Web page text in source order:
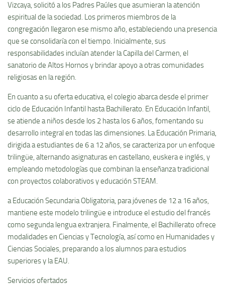
Vizcaya, solicitó a los Padres Paúles que asumieran la atención
espiritual de la sociedad. Los primeros miembros de la
congregación llegaron ese mismo año, estableciendo una presencia
que se consolidaría con el tiempo. Inicialmente, sus
responsabilidades incluían atender la Capilla del Carmen, el
sanatorio de Altos Hornos y brindar apoyo a otras comunidades
religiosas en la región.
En cuanto a su oferta educativa, el colegio abarca desde el primer
ciclo de Educación Infantil hasta Bachillerato. En Educación Infantil,
se atiende a niños desde los 2 hasta los 6 años, fomentando su
desarrollo integral en todas las dimensiones. La Educación Primaria,
dirigida a estudiantes de 6 a 12 años, se caracteriza por un enfoque
trilingüe, alternando asignaturas en castellano, euskera e inglés, y
empleando metodologías que combinan la enseñanza tradicional
con proyectos colaborativos y educación STEAM.
a Educación Secundaria Obligatoria, para jóvenes de 12 a 16 años,
mantiene este modelo trilingüe e introduce el estudio del francés
como segunda lengua extranjera. Finalmente, el Bachillerato ofrece
modalidades en Ciencias y Tecnología, así como en Humanidades y
Ciencias Sociales, preparando a los alumnos para estudios
superiores y la EAU.
Servicios ofertados